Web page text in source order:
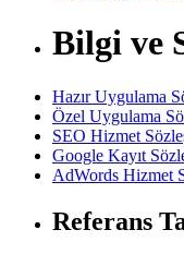
Bilgi ve
Hazır Uygulama
Özel Uygulama
SEO Hizmet
Google Kayıt
AdWords Hizmet
Referans